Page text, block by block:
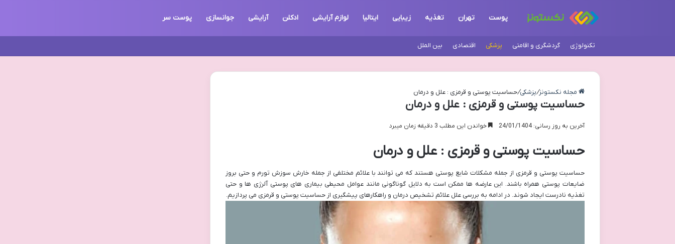
پوست تهران تغذیه زیبایی ایتالیا لوازم آرایشی ادکلن آرایشی جوانسازی پوست سر
تکنولوژی گردشگری و اقامتی پزشکی اقتصادی بین الملل
مجله نکستونز/پزشکی/حساسیت پوستی و قرمزی : علل و درمان
حساسیت پوستی و قرمزی : علل و درمان
آخرین به روز رسانی: 24/01/1404 خواندن این مطلب 3 دقیقه زمان میبرد
حساسیت پوستی و قرمزی : علل و درمان
حساسیت پوستی و قرمزی از جمله مشکلات شایع پوستی هستند که می توانند با علائم مختلفی از جمله خارش سوزش تورم و حتی بروز
ضایعات پوستی همراه باشند. این عارضه ها ممکن است به دلایل گوناگونی مانند عوامل محیطی بیماری های پوستی آلرژی ها و حتی
تغذیه نادرست ایجاد شوند. در ادامه به بررسی علل علائم تشخیص درمان و راهکارهای پیشگیری از حساسیت پوستی و قرمزی می پردازیم.